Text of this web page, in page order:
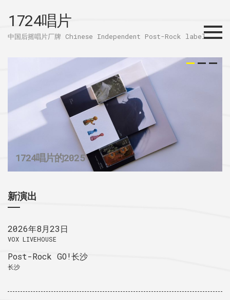
1724唱片
中国后摇唱片厂牌 Chinese Independent Post-Rock label
Menu
1724唱片的2025
时过夏末新专辑《未完》入选年度最佳唱
片
32个城市后摇群
新演出
2026年8月23日
VOX LIVEHOUSE
Post-Rock GO!长沙
长沙